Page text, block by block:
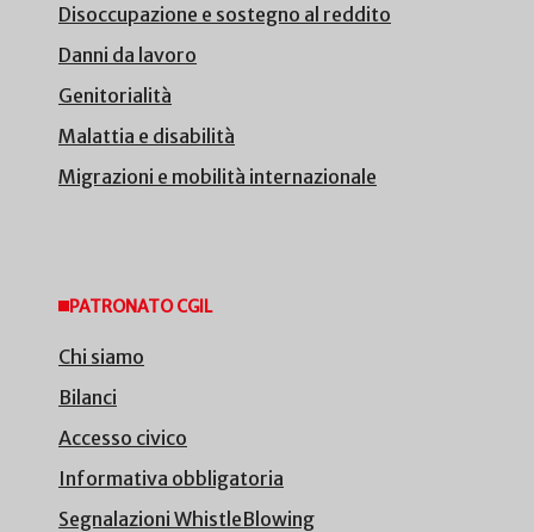
Disoccupazione e sostegno al reddito
Danni da lavoro
Genitorialità
Malattia e disabilità
Migrazioni e mobilità internazionale
PATRONATO CGIL
Chi siamo
Bilanci
Accesso civico
Informativa obbligatoria
Segnalazioni WhistleBlowing